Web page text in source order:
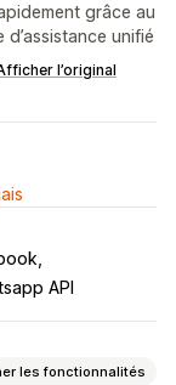
grâce au
unifié
l’original
API
les fonctionnalités